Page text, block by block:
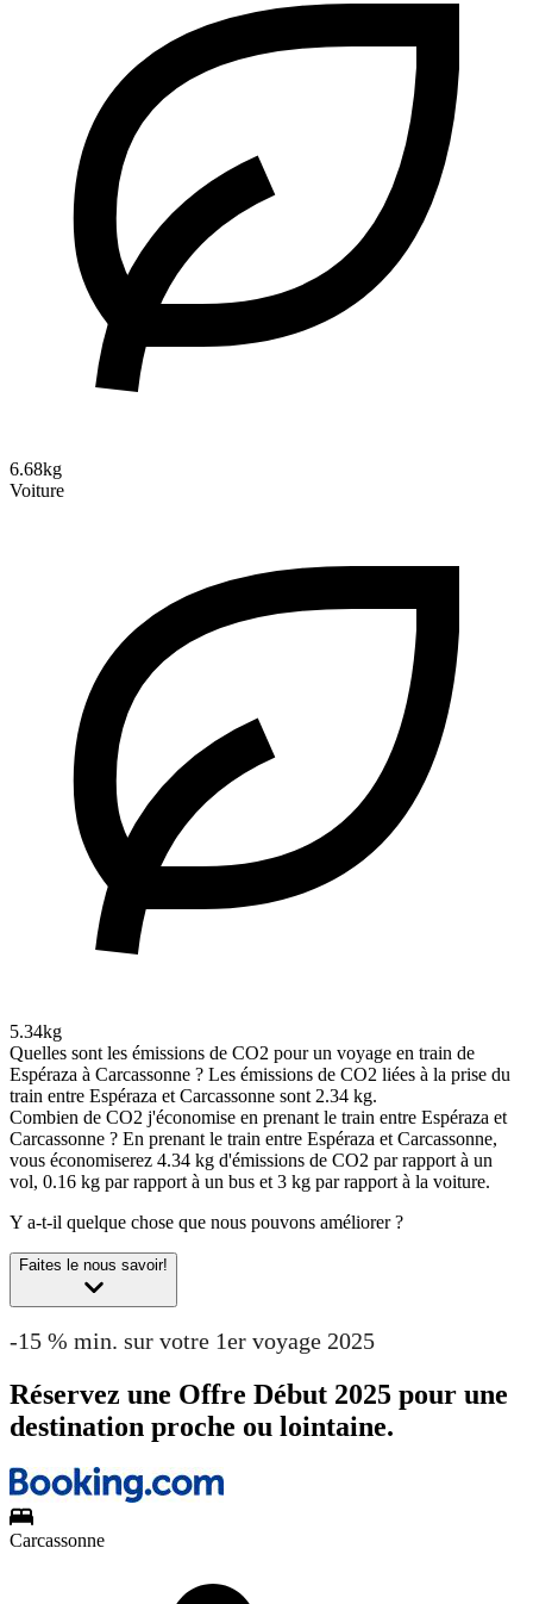
6.68kg
Voiture
5.34kg
Quelles sont les émissions de CO2 pour un voyage en train de
Espéraza à Carcassonne ? Les émissions de CO2 liées à la prise du
train entre Espéraza et Carcassonne sont 2.34 kg.
Combien de CO2 j'économise en prenant le train entre Espéraza et
Carcassonne ? En prenant le train entre Espéraza et Carcassonne,
vous économiserez 4.34 kg d'émissions de CO2 par rapport à un
vol, 0.16 kg par rapport à un bus et 3 kg par rapport à la voiture.
Y a-t-il quelque chose que nous pouvons améliorer ?
Faites le nous savoir!
-15 % min. sur votre 1er voyage 2025
Réservez une Offre Début 2025 pour une
destination proche ou lointaine.
Carcassonne